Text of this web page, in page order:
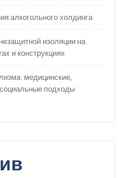
алкогольного холдинга
изоляции на
и конструкциях
медицинские,
подходы